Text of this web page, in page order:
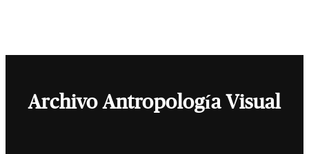
Archivo Antropología Visual